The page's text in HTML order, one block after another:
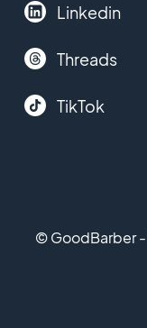
Linkedin
Threads
TikTok
© GoodBarber -